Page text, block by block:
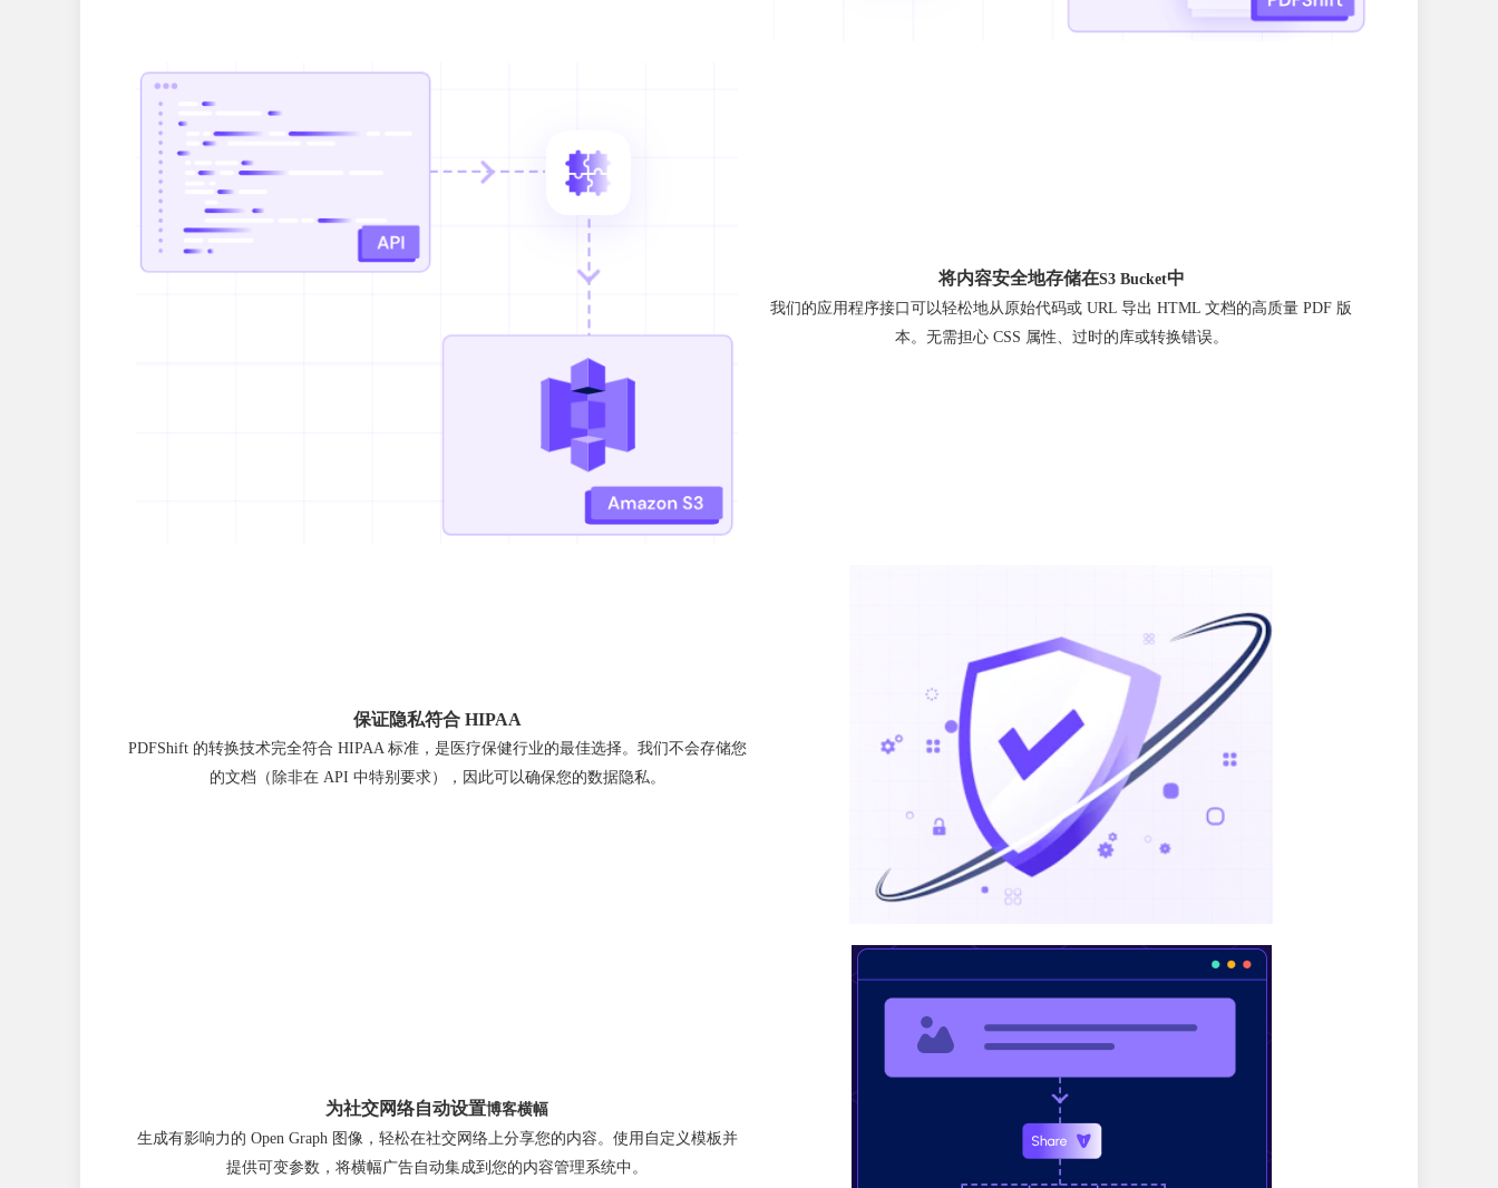
将内容安全地存储在S3 Bucket中
我们的应用程序接口可以轻松地从原始代码或 URL 导出 HTML 文档的高质量 PDF 版
本。无需担心 CSS 属性、过时的库或转换错误。
保证隐私符合 HIPAA
PDFShift 的转换技术完全符合 HIPAA 标准，是医疗保健行业的最佳选择。我们不会存储您
的文档（除非在 API 中特别要求），因此可以确保您的数据隐私。
为社交网络自动设置博客横幅
生成有影响力的 Open Graph 图像，轻松在社交网络上分享您的内容。使用自定义模板并
提供可变参数，将横幅广告自动集成到您的内容管理系统中。